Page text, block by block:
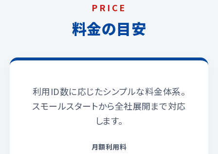
PRICE
料金の目安
利用ID数に応じたシンプルな料金体系。
スモールスタートから全社展開まで対応
します。
月額利用料